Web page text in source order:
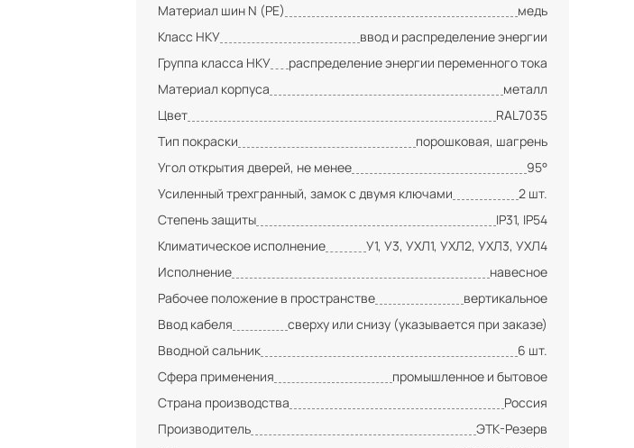
Материал шин N (PE)
медь
Класс НКУ
ввод и распределение энергии
Группа класса НКУ
распределение энергии переменного тока
Материал корпуса
металл
Цвет
RAL7035
Тип покраски
порошковая, шагрень
Угол открытия дверей, не менее
95°
Усиленный трехгранный, замок с двумя ключами
2 шт.
Степень защиты
IP31, IP54
Климатическое исполнение
У1, У3, УХЛ1, УХЛ2, УХЛ3, УХЛ4
Исполнение
навесное
Рабочее положение в пространстве
вертикальное
Ввод кабеля
сверху или снизу (указывается при заказе)
Вводной сальник
6 шт.
Сфера применения
промышленное и бытовое
Страна производства
Россия
Производитель
ЭТК-Резерв